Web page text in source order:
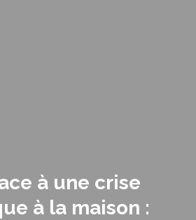
à une crise
à la maison :